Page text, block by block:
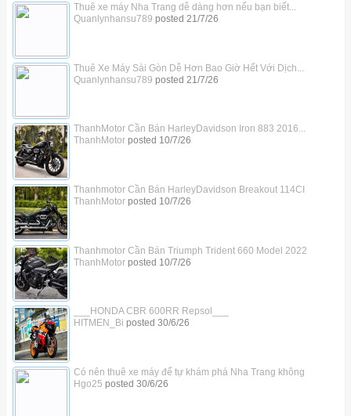
Thuê xe máy Nha Trang dễ dàng hơn nếu bạn biết...
Quanlynhansu789 posted 21/7/26
Thuê Xe Máy Sài Gòn Dễ Hơn Bao Giờ Hết Với Dịch...
Quanlynhansu789 posted 21/7/26
ThanhMotor Cần Bán HarleyDavidson Iron 883 2016...
ThanhMotorposted 10/7/26
Thanhmotor Cần Bán HarleyDavidson Breakout 114CI
ThanhMotorposted 10/7/26
Thanhmotor Cần Bán Triumph Trident 660 Model 2022
ThanhMotorposted 10/7/26
___HONDA CBR 600RR Repsol___
HITMEN_Bi posted 30/6/26
Có nên thuê xe máy để tự khám phá Nha Trang không
Hgo25 posted 30/6/26